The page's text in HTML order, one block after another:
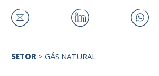
SETOR >GÁS NATURAL